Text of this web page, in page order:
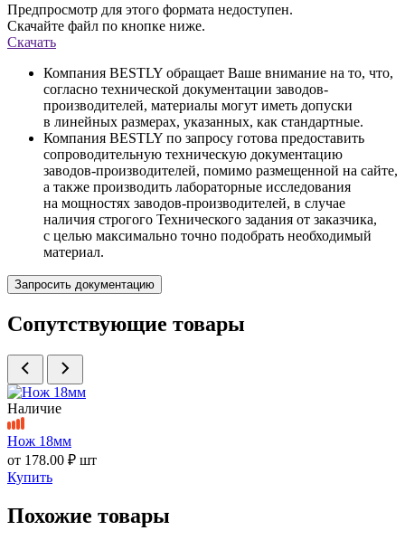
Предпросмотр для этого формата недоступен.
Скачайте файл по кнопке ниже.
Скачать
Компания BESTLY обращает Ваше внимание на то, что,
согласно технической документации заводов-
производителей, материалы могут иметь допуски
в линейных размерах, указанных, как стандартные.
Компания BESTLY по запросу готова предоставить
сопроводительную техническую документацию
заводов-производителей, помимо размещенной на сайте,
а также производить лабораторные исследования
на мощностях заводов-производителей, в случае
наличия строгого Технического задания от заказчика,
с целью максимально точно подобрать необходимый
материал.
Запросить документацию
Сопутствующие товары
Наличие
Нож 18мм
от 178.00 ₽ шт
Купить
Похожие товары